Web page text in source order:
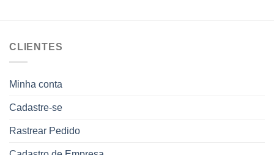
CLIENTES
Minha conta
Cadastre-se
Rastrear Pedido